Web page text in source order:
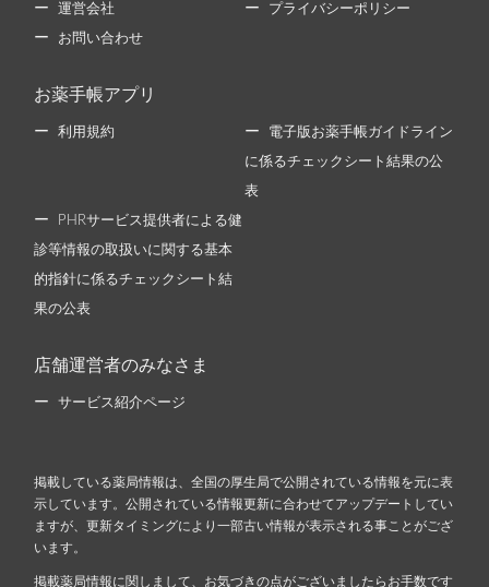
運営会社 プライバシーポリシー
お問い合わせ
お薬手帳アプリ
利用規約 電子版お薬手帳ガイドライン
に係るチェックシート結果の公
表
PHRサービス提供者による健
診等情報の取扱いに関する基本
的指針に係るチェックシート結
果の公表
店舗運営者のみなさま
サービス紹介ページ
掲載している薬局情報は、全国の厚生局で公開されている情報を元に表
示しています。公開されている情報更新に合わせてアップデートしてい
ますが、更新タイミングにより一部古い情報が表示される事ことがござ
います。
掲載薬局情報に関しまして、お気づきの点がございましたらお手数です